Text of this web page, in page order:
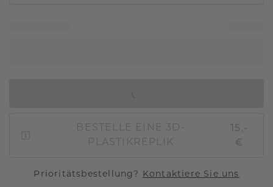
BESTELLE EINE 3D-
PLASTIKREPLIK
15,-
€
Prioritätsbestellung? Kontaktiere Sie uns